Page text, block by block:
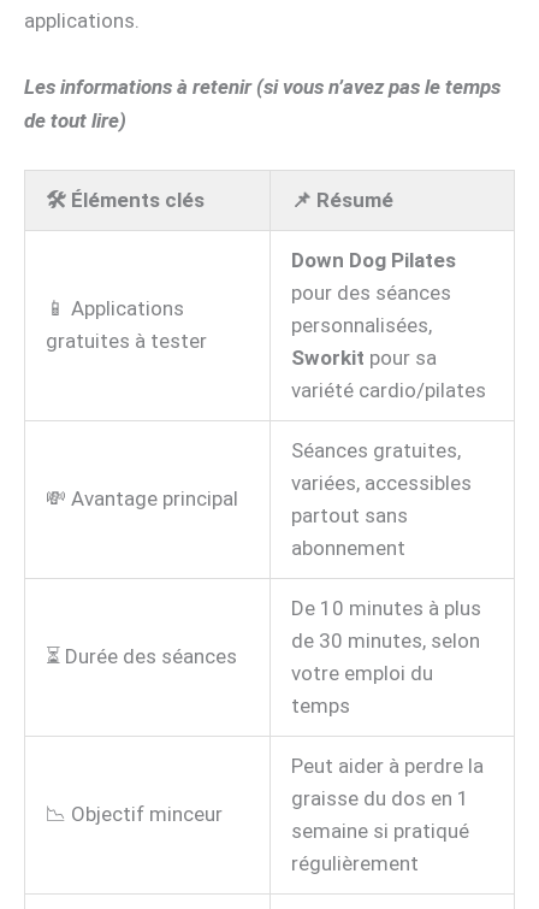
applications.
Les informations à retenir (si vous n’avez pas le temps
de tout lire)
🛠️ Éléments clés 📌 Résumé
📱 Applications
gratuites à tester
Down Dog Pilates
pour des séances
personnalisées,
Sworkit pour sa
variété cardio/pilates
💸 Avantage principal
Séances gratuites,
variées, accessibles
partout sans
abonnement
⏳ Durée des séances
De 10 minutes à plus
de 30 minutes, selon
votre emploi du
temps
📉 Objectif minceur
Peut aider à perdre la
graisse du dos en 1
semaine si pratiqué
régulièrement